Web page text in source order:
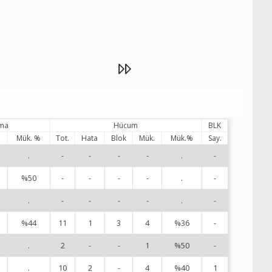
Hücum
BLK
Mük. %
Tot. Hata Blok Mük. Mük.% Say.
. - - - - . -
%50 - - - - . -
. - - - - . -
%44 11 1 3 4 %36 -
. 2 - - 1 %50 -
. 10 2 - 4 %40 1